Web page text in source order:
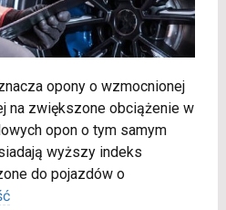
opony o wzmocnionej
na zwiększone obciążenie w
opon o tym samym
wyższy indeks
do pojazdów o